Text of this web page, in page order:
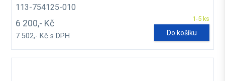
113-754125-010
1-5 ks
6 200,- Kč
7 502,- Kč s DPH Do košíku